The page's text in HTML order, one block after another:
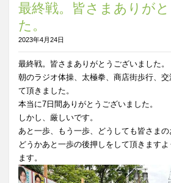
最終戦。皆さまありが
た。
2023年4月24日
最終戦。皆さまありがとうございました。
朝のラジオ体操、太極拳、商店街歩行、
て頂きました。
本当に7日間ありがとうございました。
しかし、厳しいです。
あと一歩、もう一歩、どうしても皆さまの
どうかあと一歩の後押しをして頂きます
ます。